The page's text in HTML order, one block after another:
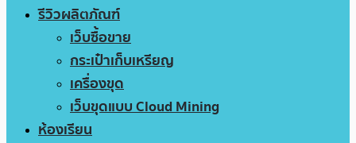
รีวิวผลิตภัณฑ์
เว็บซื้อขาย
กระเป๋าเก็บเหรียญ
เครื่องขุด
เว็บขุดแบบ Cloud Mining
ห้องเรียน